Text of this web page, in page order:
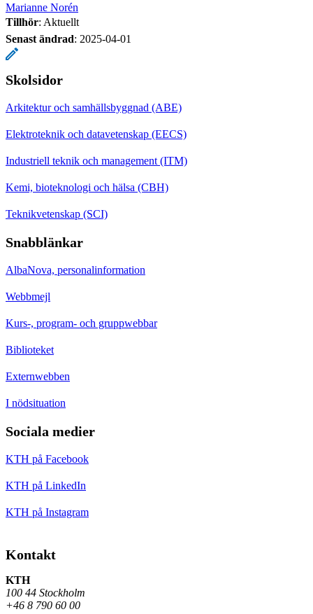
Marianne Norén
Tillhör: Aktuellt
Senast ändrad: 2025-04-01
Skolsidor
Arkitektur och samhällsbyggnad (ABE)
Elektroteknik och datavetenskap (EECS)
Industriell teknik och management (ITM)
Kemi, bioteknologi och hälsa (CBH)
Teknikvetenskap (SCI)
Snabblänkar
AlbaNova, personalinformation
Webbmejl
Kurs-, program- och gruppwebbar
Biblioteket
Externwebben
I nödsituation
Sociala medier
KTH på Facebook
KTH på LinkedIn
KTH på Instagram
Kontakt
KTH
100 44 Stockholm
+46 8 790 60 00